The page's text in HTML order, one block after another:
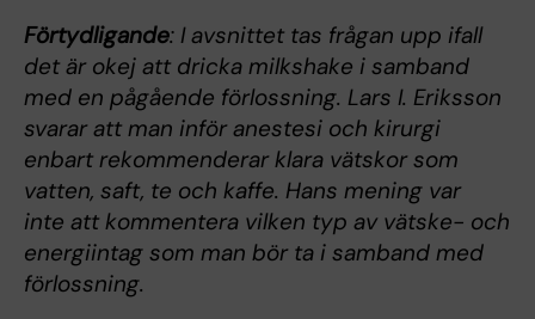
Förtydligande: I avsnittet tas frågan upp ifall
det är okej att dricka milkshake i samband
med en pågående förlossning. Lars I. Eriksson
svarar att man inför anestesi och kirurgi
enbart rekommenderar klara vätskor som
vatten, saft, te och kaffe. Hans mening var
inte att kommentera vilken typ av vätske- och
energiintag som man bör ta i samband med
förlossning.